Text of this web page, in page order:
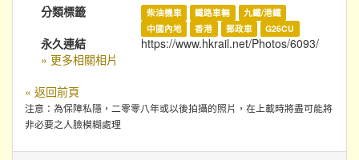
分類標籤
柴油機車 鐵路車輛
九鐵/港鐵
中國內地
香港 郵政車 G26CU
永久連結
https://www.hkrail.net/Photos/6093/
» 更多相關相片
« 返回前頁
注意：為保障私隱，二零零八年或以後拍攝的照片，在上載時將盡可能將
非必要之人臉模糊處理